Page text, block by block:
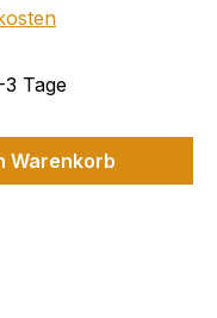
Tage
Warenkorb